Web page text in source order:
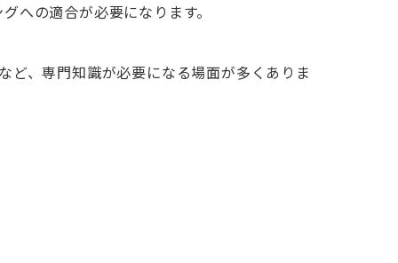
への適合が必要になります。
、専門知識が必要になる場面が多くありま